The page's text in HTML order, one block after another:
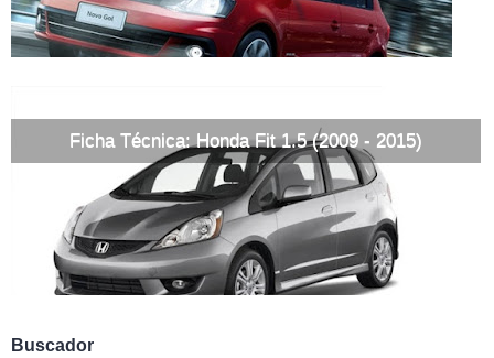
Ficha Técnica: Honda Fit 1.5 (2009 - 2015)
Buscador